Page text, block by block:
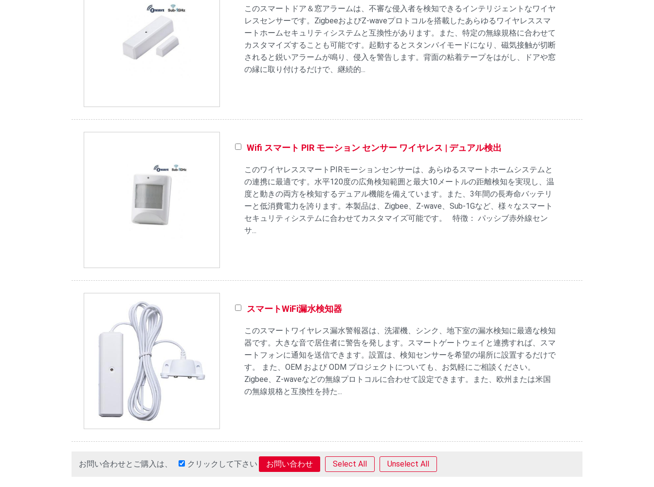
このスマートドア＆窓アラームは、不審な侵入者を検知できるインテリジェントなワイヤ
レスセンサーです。ZigbeeおよびZ-waveプロトコルを搭載したあらゆるワイヤレススマ
ートホームセキュリティシステムと互換性があります。また、特定の無線規格に合わせて
カスタマイズすることも可能です。起動するとスタンバイモードになり、磁気接触が切断
されると鋭いアラームが鳴り、侵入を警告します。背面の粘着テープをはがし、ドアや窓
の縁に取り付けるだけで、継続的...
Wifi スマート PIR モーション センサー ワイヤレス | デュアル検出
このワイヤレススマートPIRモーションセンサーは、あらゆるスマートホームシステムと
の連携に最適です。水平120度の広角検知範囲と最大10メートルの距離検知を実現し、温
度と動きの両方を検知するデュアル機能を備えています。また、3年間の長寿命バッテリ
ーと低消費電力を誇ります。本製品は、Zigbee、Z-wave、Sub-1Gなど、様々なスマート
セキュリティシステムに合わせてカスタマイズ可能です。 特徴： パッシブ赤外線セン
サ...
スマートWiFi漏水検知器
このスマートワイヤレス漏水警報器は、洗濯機、シンク、地下室の漏水検知に最適な検知
器です。大きな音で居住者に警告を発します。スマートゲートウェイと連携すれば、スマ
ートフォンに通知を送信できます。設置は、検知センサーを希望の場所に設置するだけで
す。 また、OEM および ODM プロジェクトについても、お気軽にご相談ください。
Zigbee、Z-waveなどの無線プロトコルに合わせて設定できます。また、欧州または米国
の無線規格と互換性を持た...
お問い合わせとご購入は、 クリックして下さい Select All Unselect All